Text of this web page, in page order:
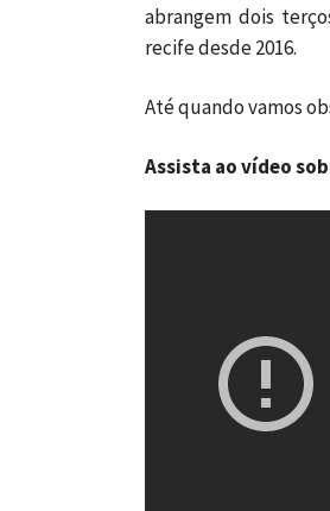
abrangem dois
recife desde 2016.
Até quando vamos
Assista ao vídeo